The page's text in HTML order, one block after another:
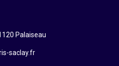
Palaiseau
saclay.fr